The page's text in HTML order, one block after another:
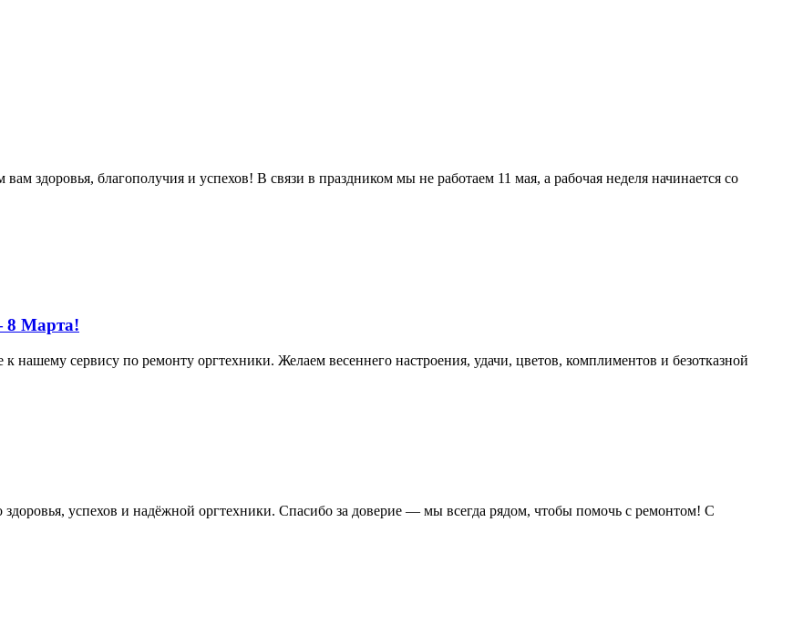
благополучия и успехов! В связи в праздником мы не работаем 11 мая, а рабочая неделя начинается со
8 Марта!
нашему сервису по ремонту оргтехники. Желаем весеннего настроения, удачи, цветов, комплиментов и безотказной
успехов и надёжной оргтехники. Спасибо за доверие — мы всегда рядом, чтобы помочь с ремонтом! С